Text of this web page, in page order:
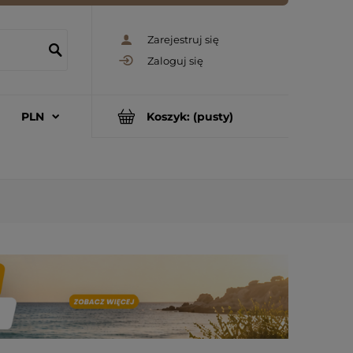
Zarejestruj się
Zaloguj się
Koszyk: (pusty)